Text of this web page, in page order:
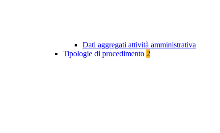
Dati aggregati attività amministrativa
Tipologie di procedimento 2